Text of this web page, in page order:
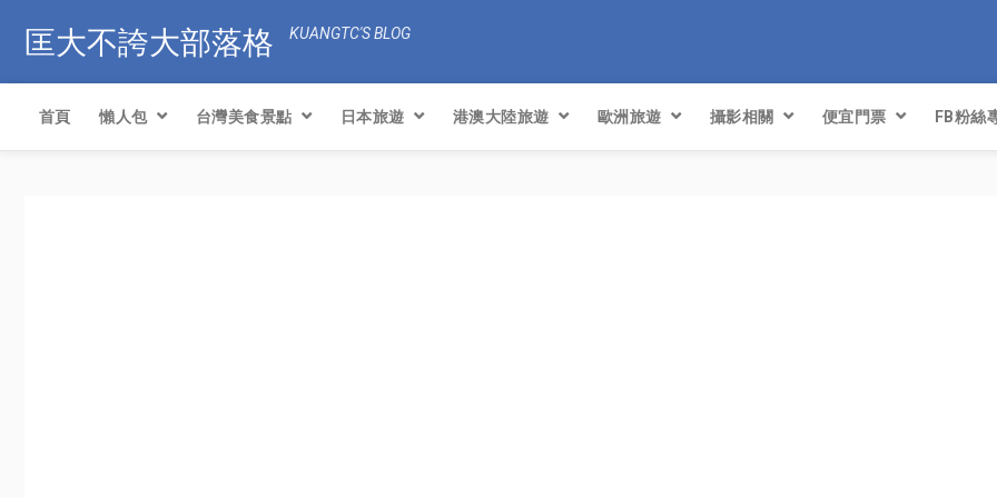
匡大不誇大部落格 KUANGTC'S BLOG
首頁 懶人包 台灣美食景點 日本旅遊 港澳大陸旅遊 歐洲旅遊 攝影相關 便宜門票 FB粉絲